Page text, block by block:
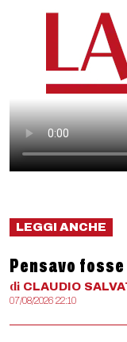
LEGGI ANCHE
Pensavo
di CLAUDIO
07/08/2026 22:10